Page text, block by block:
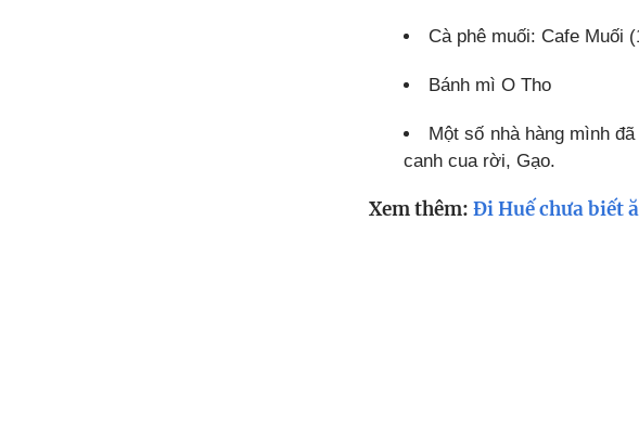
Cà phê muối: Cafe Muối
Bánh mì O Tho
Một số nhà hàng mình
canh cua rời, Gạo.
Xem thêm: Đi Huế chưa biết